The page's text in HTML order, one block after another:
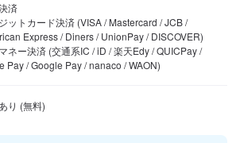
済
ットカード決済 (VISA / Mastercard / JCB /
Express / Diners / UnionPay / DISCOVER)
ネー決済 (交通系IC / iD / 楽天Edy / QUICPay /
Pay / Google Pay / nanaco / WAON)